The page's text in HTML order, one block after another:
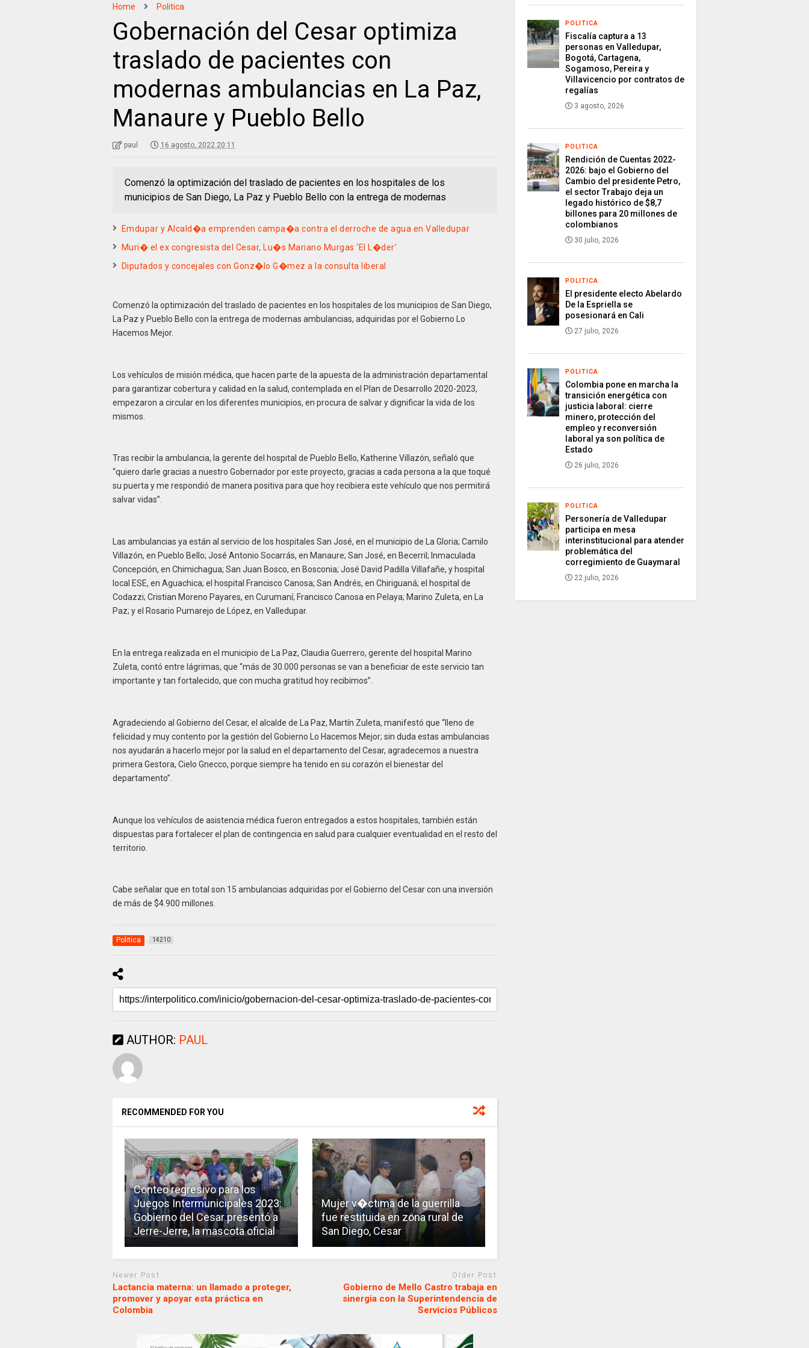
Home Politica
Gobernación del Cesar optimiza
traslado de pacientes con
modernas ambulancias en La Paz,
Manaure y Pueblo Bello
paul 16 agosto, 2022 20:11
Comenzó la optimización del traslado de pacientes en los hospitales de los
municipios de San Diego, La Paz y Pueblo Bello con la entrega de modernas
Emdupar y Alcald�a emprenden campa�a contra el derroche de agua en Valledupar
Muri� el ex congresista del Cesar, Lu�s Mariano Murgas ‘El L�der’
Diputados y concejales con Gonz�lo G�mez a la consulta liberal
Comenzó la optimización del traslado de pacientes en los hospitales de los municipios de San Diego,
La Paz y Pueblo Bello con la entrega de modernas ambulancias, adquiridas por el Gobierno Lo
Hacemos Mejor.
Los vehículos de misión médica, que hacen parte de la apuesta de la administración departamental
para garantizar cobertura y calidad en la salud, contemplada en el Plan de Desarrollo 2020-2023,
empezaron a circular en los diferentes municipios, en procura de salvar y dignificar la vida de los
mismos.
Tras recibir la ambulancia, la gerente del hospital de Pueblo Bello, Katherine Villazón, señaló que
“quiero darle gracias a nuestro Gobernador por este proyecto, gracias a cada persona a la que toqué
su puerta y me respondió de manera positiva para que hoy recibiera este vehículo que nos permitirá
salvar vidas”.
Las ambulancias ya están al servicio de los hospitales San José, en el municipio de La Gloria; Camilo
Villazón, en Pueblo Bello; José Antonio Socarrás, en Manaure; San José, en Becerril; Inmaculada
Concepción, en Chimichagua; San Juan Bosco, en Bosconia; José David Padilla Villafañe, y hospital
local ESE, en Aguachica; el hospital Francisco Canosa; San Andrés, en Chiriguaná; el hospital de
Codazzi; Cristian Moreno Payares, en Curumaní; Francisco Canosa en Pelaya; Marino Zuleta, en La
Paz; y el Rosario Pumarejo de López, en Valledupar.
En la entrega realizada en el municipio de La Paz, Claudia Guerrero, gerente del hospital Marino
Zuleta, contó entre lágrimas, que “más de 30.000 personas se van a beneficiar de este servicio tan
importante y tan fortalecido, que con mucha gratitud hoy recibimos”.
Agradeciendo al Gobierno del Cesar, el alcalde de La Paz, Martín Zuleta, manifestó que “lleno de
felicidad y muy contento por la gestión del Gobierno Lo Hacemos Mejor; sin duda estas ambulancias
nos ayudarán a hacerlo mejor por la salud en el departamento del Cesar, agradecemos a nuestra
primera Gestora, Cielo Gnecco, porque siempre ha tenido en su corazón el bienestar del
departamento”.
Aunque los vehículos de asistencia médica fueron entregados a estos hospitales, también están
dispuestas para fortalecer el plan de contingencia en salud para cualquier eventualidad en el resto del
territorio.
Cabe señalar que en total son 15 ambulancias adquiridas por el Gobierno del Cesar con una inversión
de más de $4.900 millones.
Politica 14210
AUTHOR: PAUL
RECOMMENDED FOR YOU
Conteo regresivo para los
Juegos Intermunicipales 2023:
Gobierno del Cesar presentó a
Jerre-Jerre, la mascota oficial
Mujer v�ctima de la guerrilla
fue restituida en zona rural de
San Diego, Cesar
Newer Post
Lactancia materna: un llamado a proteger,
promover y apoyar esta práctica en
Colombia
Older Post
Gobierno de Mello Castro trabaja en
sinergia con la Superintendencia de
Servicios Públicos
POLITICA
Fiscalía captura a 13
personas en Valledupar,
Bogotá, Cartagena,
Sogamoso, Pereira y
Villavicencio por contratos de
regalías
3 agosto, 2026
POLITICA
Rendición de Cuentas 2022-
2026: bajo el Gobierno del
Cambio del presidente Petro,
el sector Trabajo deja un
legado histórico de $8,7
billones para 20 millones de
colombianos
30 julio, 2026
POLITICA
El presidente electo Abelardo
De la Espriella se
posesionará en Cali
27 julio, 2026
POLITICA
Colombia pone en marcha la
transición energética con
justicia laboral: cierre
minero, protección del
empleo y reconversión
laboral ya son política de
Estado
26 julio, 2026
POLITICA
Personería de Valledupar
participa en mesa
interinstitucional para atender
problemática del
corregimiento de Guaymaral
22 julio, 2026